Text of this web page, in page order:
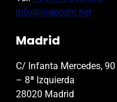
info@ingecom.net
Madrid
C/ Infanta Mercedes, 90
– 8ª Izquierda
28020 Madrid